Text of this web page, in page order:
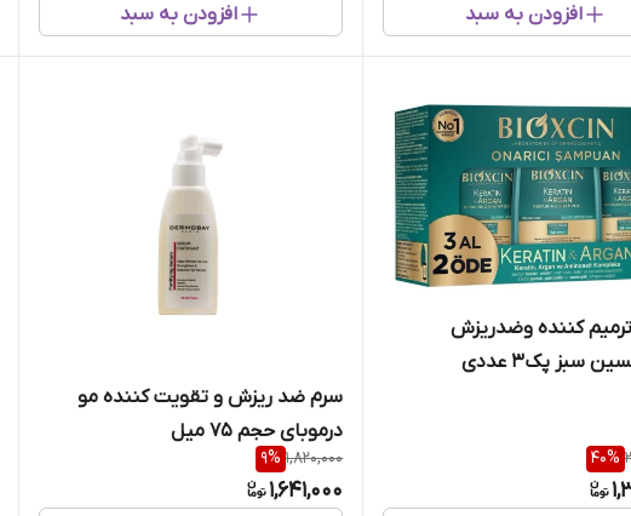
افزودن به سبد افزودن به سبد
کننده وضدریزش
سبز پک3 عددی
40%
سرم ضد ریزش و تقویت کننده مو
درموبای حجم 75 میل
1,820,000
9%
1,641,000